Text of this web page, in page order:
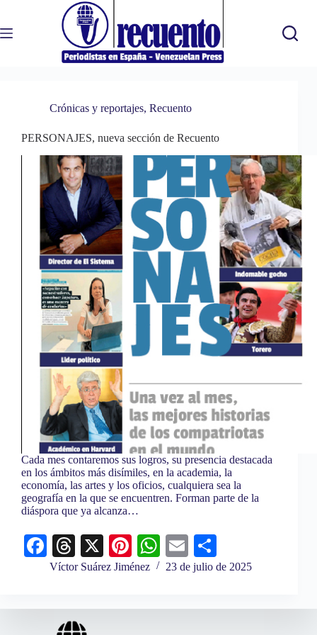
contenido
Crónicas y reportajes, Recuento
PERSONAJES, nueva sección de Recuento
Cada mes contaremos sus logros, su presencia destacada
en los ámbitos más disímiles, en la academia, la
economía, las artes y los oficios, cualquiera sea la
geografía en la que se encuentren. Forman parte de la
diáspora que ya alcanza…
Fa
ce
ok
T
hr
ds
X
Pi
nt
es
W
ha
A
E
m o
pa
Víctor Suárez Jiménez 23 de julio de 2025